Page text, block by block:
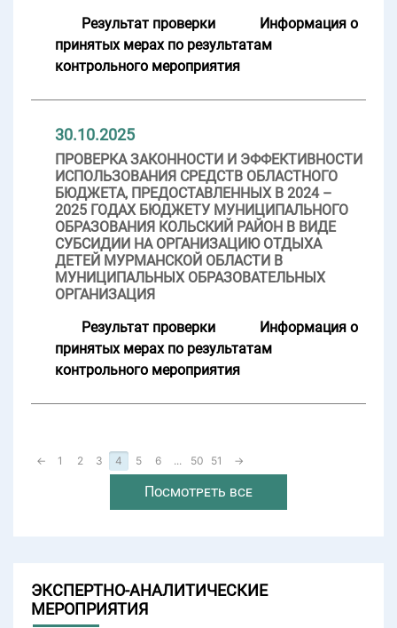
Результат проверки
Информация о
принятых мерах по результатам
контрольного мероприятия
30.10.2025
ПРОВЕРКА ЗАКОННОСТИ И ЭФФЕКТИВНОСТИ
ИСПОЛЬЗОВАНИЯ СРЕДСТВ ОБЛАСТНОГО
БЮДЖЕТА, ПРЕДОСТАВЛЕННЫХ В 2024 –
2025 ГОДАХ БЮДЖЕТУ МУНИЦИПАЛЬНОГО
ОБРАЗОВАНИЯ КОЛЬСКИЙ РАЙОН В ВИДЕ
СУБСИДИИ НА ОРГАНИЗАЦИЮ ОТДЫХА
ДЕТЕЙ МУРМАНСКОЙ ОБЛАСТИ В
МУНИЦИПАЛЬНЫХ ОБРАЗОВАТЕЛЬНЫХ
ОРГАНИЗАЦИЯ
Результат проверки
Информация о
принятых мерах по результатам
контрольного мероприятия
← 1 2 3 4 5 6 ... 50 51 →
Посмотреть все
ЭКСПЕРТНО-АНАЛИТИЧЕСКИЕ
МЕРОПРИЯТИЯ